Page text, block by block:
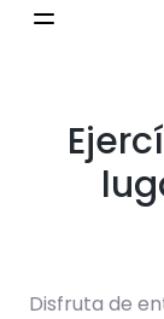
Disfruta de